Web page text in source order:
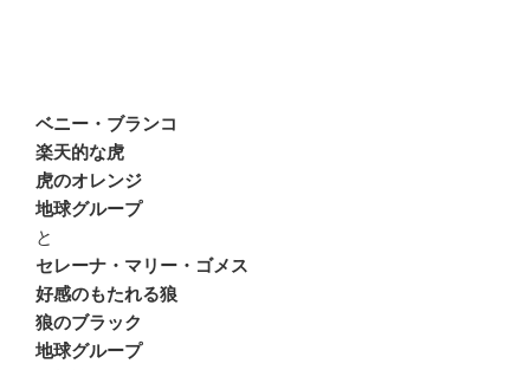
ベニー・ブランコ
楽天的な虎
虎のオレンジ
地球グループ
と
セレーナ・マリー・ゴメス
好感のもたれる狼
狼のブラック
地球グループ